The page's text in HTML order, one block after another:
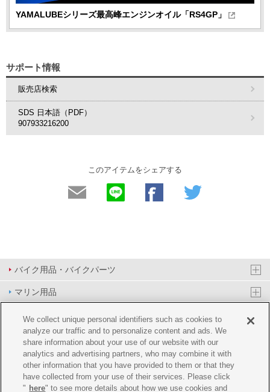
YAMALUBEシリーズ最高峰エンジンオイル「RS4GP」
サポート情報
販売店検索
SDS 日本語（PDF）
907933216200
このアイテムをシェアする
バイク用品・バイクパーツ
マリン用品
PAS/YPJ用品
その他用品
イベント&エンターテイメント
オンラインショップ
We collect unique personal identifiers such as cookies to
analyze our traffic and to personalize content and ads. We
share information about your use of our website with our
analytics and advertising partners, who may combine it with
other information that you have provided to them or that they
have collected from your use of their services. Please click
" here" to see more details about how we use cookies and